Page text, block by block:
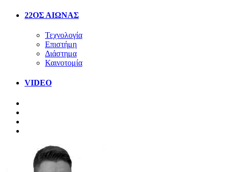
22ΟΣ ΑΙΩΝΑΣ
Τεχνολογία
Επιστήμη
Διάστημα
Καινοτομία
VIDEO